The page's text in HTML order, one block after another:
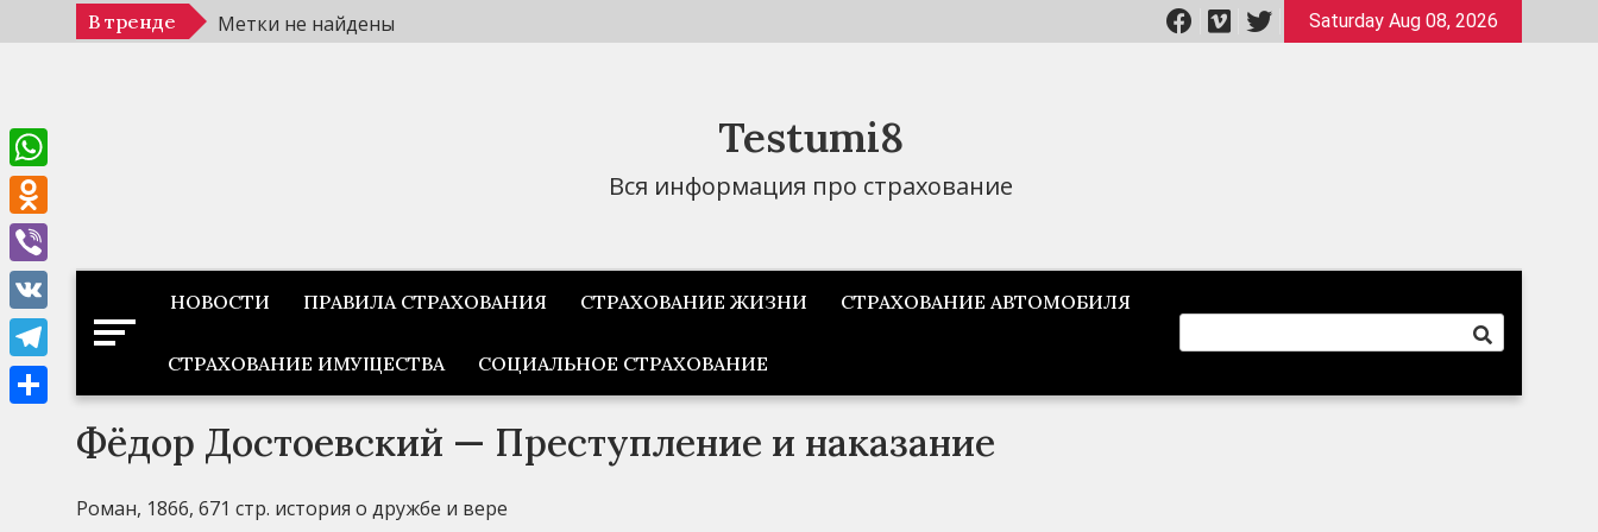
к
В тренде Метки не найдены Saturday Aug 08, 2026
Testumi8
Вся информация про страхование
НОВОСТИ ПРАВИЛА СТРАХОВАНИЯ СТРАХОВАНИЕ ЖИЗНИ СТРАХОВАНИЕ АВТОМОБИЛЯ
СТРАХОВАНИЕ ИМУЩЕСТВА СОЦИАЛЬНОЕ СТРАХОВАНИЕ
Фёдор Достоевский — Преступление и наказание
Роман, 1866, 671 стр. история о дружбе и вере
WhatsApp
Odnoklassniki
Viber
VK
Telegram
Отправить